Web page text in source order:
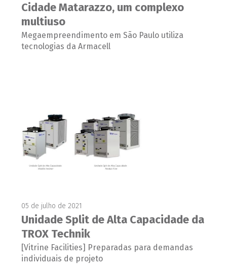
Cidade Matarazzo, um complexo
multiuso
Megaempreendimento em São Paulo utiliza
tecnologias da Armacell
05 de julho de 2021
Unidade Split de Alta Capacidade da
TROX Technik
[Vitrine Facilities] Preparadas para demandas
individuais de projeto